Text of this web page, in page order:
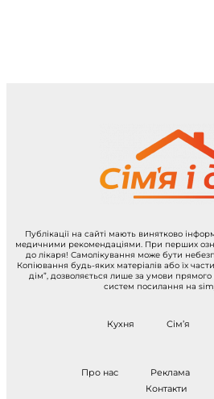
Публікації на сайті мають винятково
медичними рекомендаціями. При перших
до лікаря! Самолікування може бути
Копіювання будь-яких матеріалів або їх
дім”, дозволяється лише за умови
систем посилання на
Кухня Сім’я
Про нас Реклама
Контакти